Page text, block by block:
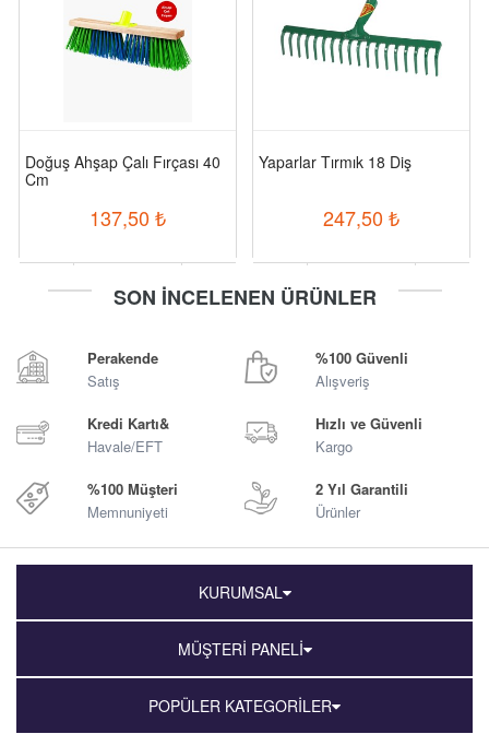
Doğuş Ahşap Çalı Fırçası 40
Cm
137,50 ₺
Yaparlar Tırmık 18 Diş
247,50 ₺
SON İNCELENEN ÜRÜNLER
Perakende
Satış
%100 Güvenli
Alışveriş
Kredi Kartı&
Havale/EFT
Hızlı ve Güvenli
Kargo
%100 Müşteri
Memnuniyeti
2 Yıl Garantili
Ürünler
KURUMSAL
MÜŞTERİ PANELİ
POPÜLER KATEGORİLER